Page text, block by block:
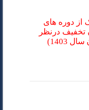
از دوره های
تخفیف درنظر
1403)